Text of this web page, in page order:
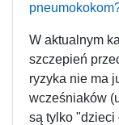
W aktualnym
szczepień
ryzyka nie ma
wcześniaków
są tylko "dzieci